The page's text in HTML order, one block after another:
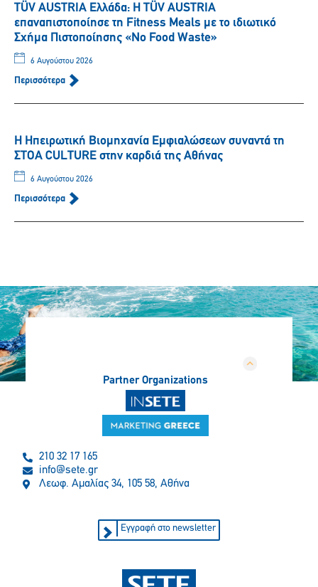
TÜV AUSTRIA Ελλάδα: Η TÜV AUSTRIA
επαναπιστοποίησε τη Fitness Meals με το ιδιωτικό
Σχήμα Πιστοποίησης «No Food Waste»
6 Αυγούστου 2026
Περισσότερα
Η Ηπειρωτική Βιομηχανία Εμφιαλώσεων συναντά τη
ΣΤΟΑ CULTURE στην καρδιά της Αθήνας
6 Αυγούστου 2026
Περισσότερα
Partner Organizations
210 32 17 165
info@sete.gr
Λεωφ. Αμαλίας 34, 105 58, Αθήνα
Εγγραφή στο newsletter